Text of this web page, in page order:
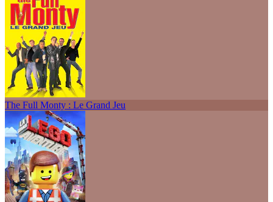
The Full Monty : Le Grand Jeu